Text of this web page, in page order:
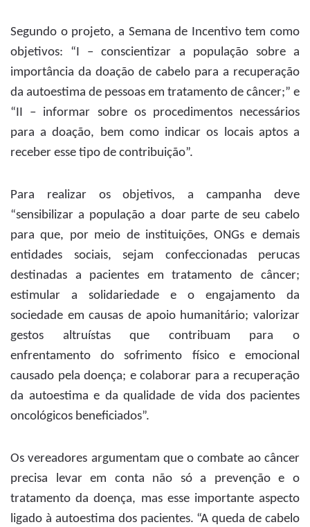
Segundo o projeto, a Semana de Incentivo tem como
objetivos: “I – conscientizar a população sobre a
importância da doação de cabelo para a recuperação
da autoestima de pessoas em tratamento de câncer;” e
“II – informar sobre os procedimentos necessários
para a doação, bem como indicar os locais aptos a
receber esse tipo de contribuição”.
Para realizar os objetivos, a campanha deve
“sensibilizar a população a doar parte de seu cabelo
para que, por meio de instituições, ONGs e demais
entidades sociais, sejam confeccionadas perucas
destinadas a pacientes em tratamento de câncer;
estimular a solidariedade e o engajamento da
sociedade em causas de apoio humanitário; valorizar
gestos altruístas que contribuam para o
enfrentamento do sofrimento físico e emocional
causado pela doença; e colaborar para a recuperação
da autoestima e da qualidade de vida dos pacientes
oncológicos beneficiados”.
Os vereadores argumentam que o combate ao câncer
precisa levar em conta não só a prevenção e o
tratamento da doença, mas esse importante aspecto
ligado à autoestima dos pacientes. “A queda de cabelo